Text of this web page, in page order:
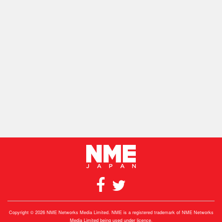
Copyright © 2026 NME Networks Media Limited. NME is a registered trademark of NME Networks
Media Limited being used under licence.